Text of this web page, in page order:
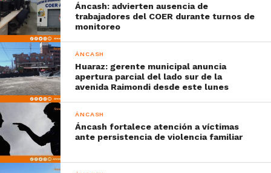
Áncash: advierten ausencia de
trabajadores del COER durante turnos de
monitoreo
ÁNCASH
Huaraz: gerente municipal anuncia
apertura parcial del lado sur de la
avenida Raimondi desde este lunes
ÁNCASH
Áncash fortalece atención a víctimas
ante persistencia de violencia familiar